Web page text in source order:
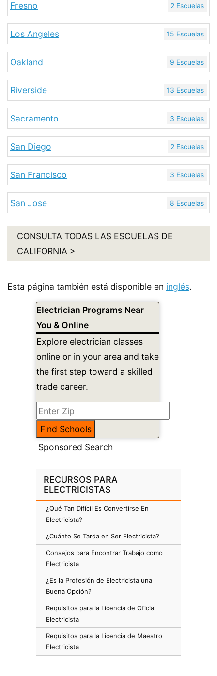
Electrician Programs Near
You & Online
Explore electrician classes
online or in your area and take
the first step toward a skilled
trade career.
Sponsored Search
RECURSOS PARA
ELECTRICISTAS
¿Qué Tan Difícil Es Convertirse En
Electricista?
¿Cuánto Se Tarda en Ser Electricista?
Consejos para Encontrar Trabajo como
Electricista
¿Es la Profesión de Electricista una
Buena Opción?
Requisitos para la Licencia de Oficial
Electricista
Requisitos para la Licencia de Maestro
Electricista
Fresno 2 Escuelas
Los Angeles 15 Escuelas
Oakland 9 Escuelas
Riverside 13 Escuelas
Sacramento 3 Escuelas
San Diego 2 Escuelas
San Francisco 3 Escuelas
San Jose 8 Escuelas
CONSULTA TODAS LAS ESCUELAS DE
CALIFORNIA >
Esta página también está disponible en inglés.